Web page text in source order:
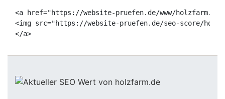
<a href="https://website-pruefen.de/www/
<img src="https://website-pruefen.de/seo-score/